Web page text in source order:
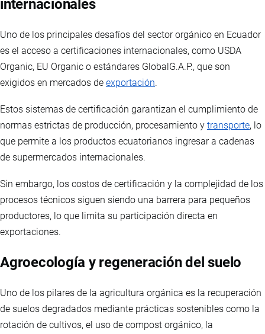
internacionales
Uno de los principales desafíos del sector orgánico en Ecuador
es el acceso a certificaciones internacionales, como USDA
Organic, EU Organic o estándares GlobalG.A.P., que son
exigidos en mercados de exportación.
Estos sistemas de certificación garantizan el cumplimiento de
normas estrictas de producción, procesamiento y transporte, lo
que permite a los productos ecuatorianos ingresar a cadenas
de supermercados internacionales.
Sin embargo, los costos de certificación y la complejidad de los
procesos técnicos siguen siendo una barrera para pequeños
productores, lo que limita su participación directa en
exportaciones.
Agroecología y regeneración del suelo
Uno de los pilares de la agricultura orgánica es la recuperación
de suelos degradados mediante prácticas sostenibles como la
rotación de cultivos, el uso de compost orgánico, la